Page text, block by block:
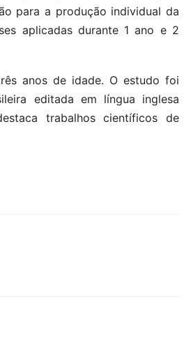
para a produção individual da
aplicadas durante 1 ano e 2
anos de idade. O estudo foi
editada em língua inglesa
trabalhos científicos de